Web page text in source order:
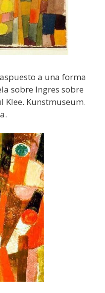
a una forma
sobre Ingres sobre
Klee. Kunstmuseum.